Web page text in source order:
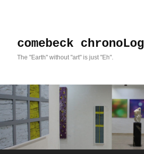
comebeck chronoLog
The "Earth" without "art" is just "Eh".